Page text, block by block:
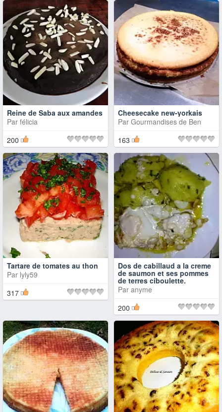
Reine de Saba aux amandes
Par félicia
200
Cheesecake new-yorkais
Par Gourmandises de Ben
163
Tartare de tomates au thon
Par lyly59
317
Dos de cabillaud a la creme
de saumon et ses pommes
de terres ciboulette.
Par anyme
200